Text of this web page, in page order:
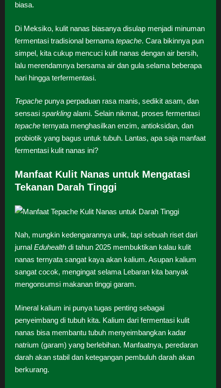
biasa.
Di Meksiko, kulit nanas biasanya disulap menjadi minuman
fermentasi tradisional bernama tepache. Cara bikinnya pun
simpel, kita cukup mencuci kulit nanas dengan air bersih,
lalu merendamnya bersama air dan gula selama beberapa
hari hingga terfermentasi.
Tepache punya perpaduan rasa manis, sedikit asam, dan
sensasi sparkling alami. Selain nikmat, proses fermentasi
tepache ternyata menghasilkan enzim, antioksidan, dan
probiotik yang bagus untuk tubuh. Lantas, apa saja manfaat
fermentasi kulit nanas ini?
Manfaat Kulit Nanas untuk Mengatasi
Tekanan Darah Tinggi
Nah, mungkin kedengarannya unik, tapi sebuah riset dari
jurnal Eduhealth di tahun 2025 membuktikan kalau kulit
nanas ternyata sangat kaya akan kalium. Asupan kalium
sangat cocok, mengingat selama Lebaran kita banyak
mengonsumsi makanan tinggi garam.
Mineral kalium ini punya tugas penting sebagai
penyeimbang di tubuh kita. Kalium dari fermentasi kulit
nanas bisa membantu tubuh menyeimbangkan kadar
natrium (garam) yang berlebihan. Manfaatnya, peredaran
darah akan stabil dan ketegangan pembuluh darah akan
berkurang.